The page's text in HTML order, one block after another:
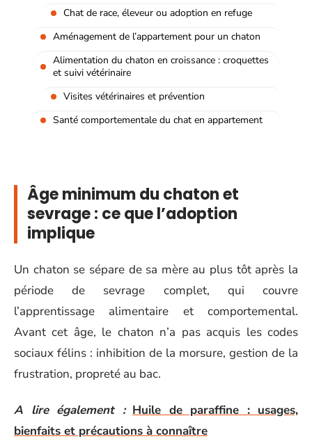
Chat de race, éleveur ou adoption en refuge
Aménagement de l’appartement pour un chaton
Alimentation du chaton en croissance : croquettes
et suivi vétérinaire
Visites vétérinaires et prévention
Santé comportementale du chat en appartement
Âge minimum du chaton et
sevrage : ce que l’adoption
implique
Un chaton se sépare de sa mère au plus tôt après la
période de sevrage complet, qui couvre
l’apprentissage alimentaire et comportemental.
Avant cet âge, le chaton n’a pas acquis les codes
sociaux félins : inhibition de la morsure, gestion de la
frustration, propreté au bac.
A lire également : Huile de paraffine : usages,
bienfaits et précautions à connaître